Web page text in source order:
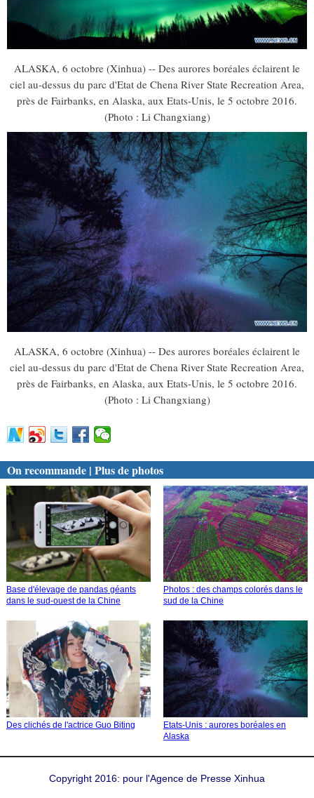
ALASKA, 6 octobre (Xinhua) -- Des aurores boréales éclairent le
ciel au-dessus du parc d'Etat de Chena River State Recreation Area,
près de Fairbanks, en Alaska, aux Etats-Unis, le 5 octobre 2016.
(Photo : Li Changxiang)
ALASKA, 6 octobre (Xinhua) -- Des aurores boréales éclairent le
ciel au-dessus du parc d'Etat de Chena River State Recreation Area,
près de Fairbanks, en Alaska, aux Etats-Unis, le 5 octobre 2016.
(Photo : Li Changxiang)
On recommande | Plus de photos
Base d'élevage de pandas géants
dans le sud-ouest de la Chine
Photos : des champs colorés dans le
sud de la Chine
Des clichés de l'actrice Guo Biting
Etats-Unis : aurores boréales en
Alaska
Copyright 2016: pour l'Agence de Presse Xinhua